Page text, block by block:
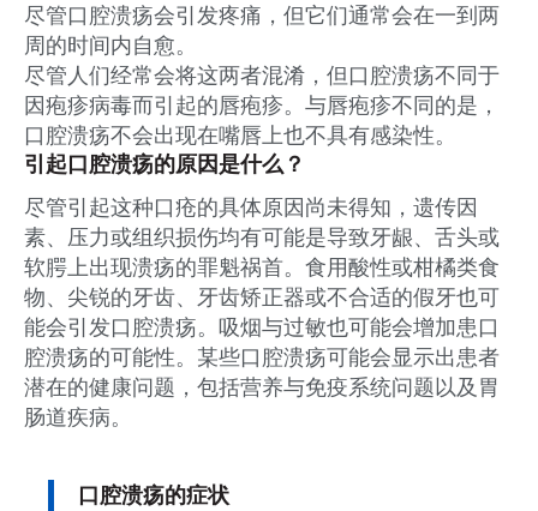
尽管口腔溃疡会引发疼痛，但它们通常会在一到两
周的时间内自愈。
尽管人们经常会将这两者混淆，但口腔溃疡不同于
因疱疹病毒而引起的唇疱疹。与唇疱疹不同的是，
口腔溃疡不会出现在嘴唇上也不具有感染性。
引起口腔溃疡的原因是什么？
尽管引起这种口疮的具体原因尚未得知，遗传因
素、压力或组织损伤均有可能是导致牙龈、舌头或
软腭上出现溃疡的罪魁祸首。食用酸性或柑橘类食
物、尖锐的牙齿、牙齿矫正器或不合适的假牙也可
能会引发口腔溃疡。吸烟与过敏也可能会增加患口
腔溃疡的可能性。某些口腔溃疡可能会显示出患者
潜在的健康问题，包括营养与免疫系统问题以及胃
肠道疾病。
口腔溃疡的症状